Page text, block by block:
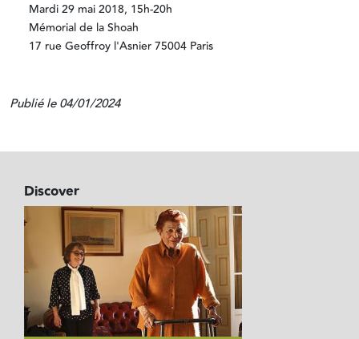
Mardi 29 mai 2018, 15h-20h
Mémorial de la Shoah
17 rue Geoffroy l'Asnier 75004 Paris
Publié le 04/01/2024
Discover